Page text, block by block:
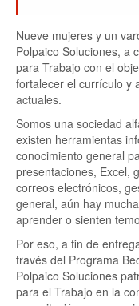
Nueve mujeres y un
Polpaico Soluciones, a
para Trabajo con el
fortalecer el currículo y
actuales.
Somos una sociedad
existen herramientas
conocimiento general
presentaciones, Excel,
correos electrónicos,
general, aún hay
aprender o sienten
Por eso, a fin de
través del Programa
Polpaico Soluciones
para el Trabajo en la